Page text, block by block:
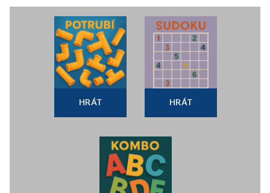
HRÁT HRÁT